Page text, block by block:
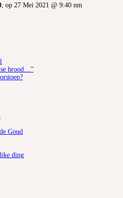
, op 27 Mei 2021 @ 9:40 nm
se brood…”
Goud
ding